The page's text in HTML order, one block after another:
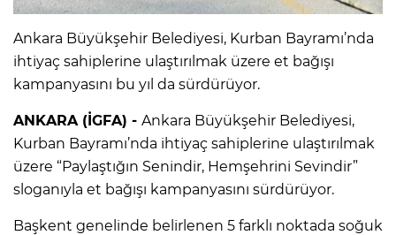
Ankara Büyükşehir Belediyesi, Kurban Bayramı’nda
ihtiyaç sahiplerine ulaştırılmak üzere et bağışı
kampanyasını bu yıl da sürdürüyor.
ANKARA (İGFA) - Ankara Büyükşehir Belediyesi,
Kurban Bayramı’nda ihtiyaç sahiplerine ulaştırılmak
üzere “Paylaştığın Senindir, Hemşehrini Sevindir”
sloganıyla et bağışı kampanyasını sürdürüyor.
Başkent genelinde belirlenen 5 farklı noktada soğuk